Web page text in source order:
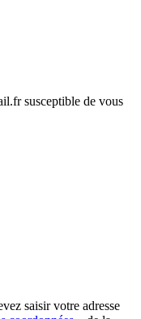
susceptible de vous
saisir votre adresse